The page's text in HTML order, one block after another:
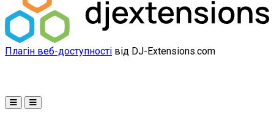
Плагін веб-доступності від DJ-Extensions.com